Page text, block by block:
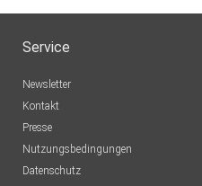
Service
Newsletter
Kontakt
Presse
Nutzungsbedingungen
Datenschutz